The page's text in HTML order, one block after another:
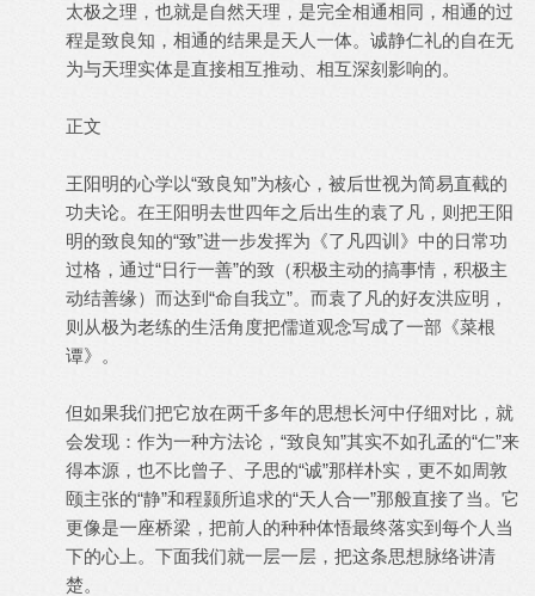
太极之理，也就是自然天理，是完全相通相同，相通的过
程是致良知，相通的结果是天人一体。诚静仁礼的自在无
为与天理实体是直接相互推动、相互深刻影响的。
正文
王阳明的心学以“致良知”为核心，被后世视为简易直截的
功夫论。在王阳明去世四年之后出生的袁了凡，则把王阳
明的致良知的“致”进一步发挥为《了凡四训》中的日常功
过格，通过“日行一善”的致（积极主动的搞事情，积极主
动结善缘）而达到“命自我立”。而袁了凡的好友洪应明，
则从极为老练的生活角度把儒道观念写成了一部《菜根
谭》。
但如果我们把它放在两千多年的思想长河中仔细对比，就
会发现：作为一种方法论，“致良知”其实不如孔孟的“仁”来
得本源，也不比曾子、子思的“诚”那样朴实，更不如周敦
颐主张的“静”和程颢所追求的“天人合一”那般直接了当。它
更像是一座桥梁，把前人的种种体悟最终落实到每个人当
下的心上。下面我们就一层一层，把这条思想脉络讲清
楚。